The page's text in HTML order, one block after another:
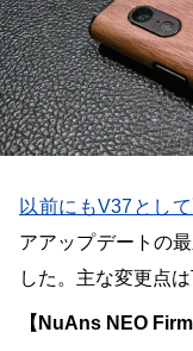
以前にもV37とし
アアップデートの
した。主な変更点
【NuAns NEO